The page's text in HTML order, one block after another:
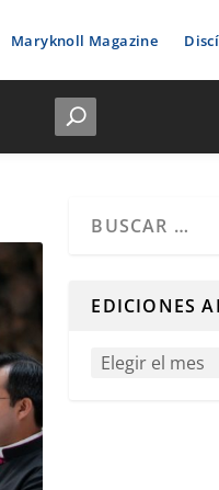
Maryknoll Magazine
EDICIONES